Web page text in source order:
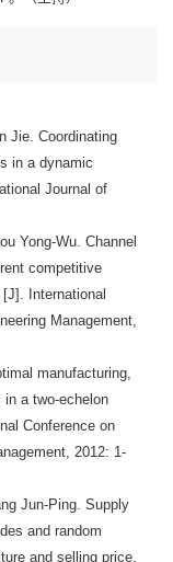
Jie. Coordinating
in a dynamic
Journal of
Yong-Wu. Channel
competitive
International
Management,
manufacturing,
a two-echelon
Conference on
2012: 1-
Jun-Ping. Supply
and random
and selling price.